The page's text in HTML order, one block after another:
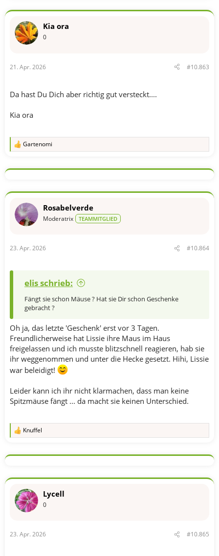
k
o
:
Kia ora
0
21. Apr. 2026 #10.863
Da hast Du Dich aber richtig gut versteckt....
Kia ora
R
k
o
e
n
Gartenomi
Rosabelverde
Moderatrix TEAMMITGLIED
23. Apr. 2026 #10.864
elis schrieb:
Fängt sie schon Mäuse ? Hat sie Dir schon Geschenke
gebracht ?
Oh ja, das letzte 'Geschenk' erst vor 3 Tagen.
Freundlicherweise hat Lissie ihre Maus im Haus
freigelassen und ich musste blitzschnell reagieren, hab sie
ihr weggenommen und unter die Hecke gesetzt. Hihi, Lissie
war beleidigt!
Leider kann ich ihr nicht klarmachen, dass man keine
Spitzmäuse fängt ... da macht sie keinen Unterschied.
R
k
o
e
n
Knuffel
Lycell
0
23. Apr. 2026 #10.865